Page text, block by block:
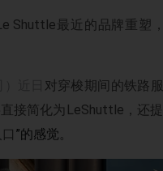
Shuttle最近的品牌重塑
对穿梭期间的铁路
接简化为LeShuttle，还提
”的感觉。